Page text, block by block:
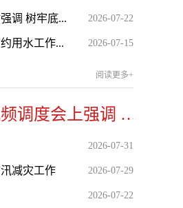
调 树牢底... 2026-07-22
用水工作... 2026-07-15
阅读更多+
张泽武在全州防汛减灾工作视频调度会上强调 坚持思想不松...
2026-07-31
减灾工作 2026-07-29
2026-07-22